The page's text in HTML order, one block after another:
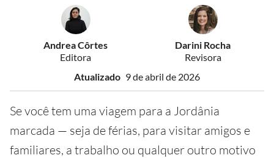
Andrea Côrtes
Editora
Darini Rocha
Revisora
Atualizado 9 de abril de 2026
Se você tem uma viagem para a Jordânia
marcada — seja de férias, para visitar amigos e
familiares, a trabalho ou qualquer outro motivo